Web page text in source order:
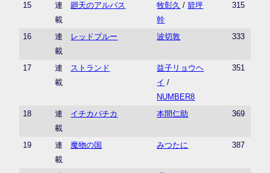
15
連
載
廻天のアルバス 牧彰久 /箭坪
幹
315
16
連
載
レッドブルー 波切敦 333
17
連
載
ストランド
益子リョウヘ
イ /
NUMBER8
351
18
連
載
イチカバチカ 本間仁助 369
19
連
載
魔物の国 みつたに 387